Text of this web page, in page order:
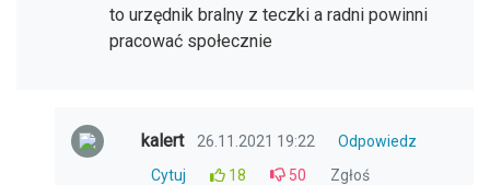
to urzędnik bralny z teczki a radni powinni
pracować społecznie
kalert 26.11.2021 19:22
Odpowiedz
Cytuj
18 50 Zgłoś